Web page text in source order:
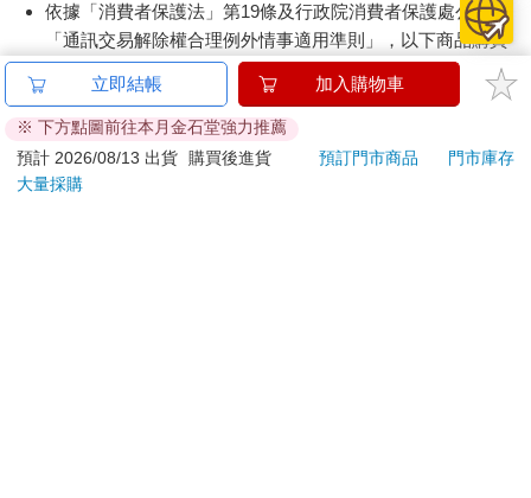
依據「消費者保護法」第19條及行政院消費者保護處公告之
「通訊交易解除權合理例外情事適用準則」，以下商品購買
後，除商品本身有瑕疵外，將不提供7天的猶豫期：
易於腐敗、保存期限較短或解約時即將逾期。（如：生
鮮食品）
依消費者要求所為之客製化給付。（客製化商品）
報紙、期刊或雜誌。（含MOOK、外文雜誌）
立即結帳 加入購物車
※ 下方點圖前往本月金石堂強力推薦
預計 2026/08/13 出貨
購買後進貨 預訂門市商品
門市庫存
大量採購